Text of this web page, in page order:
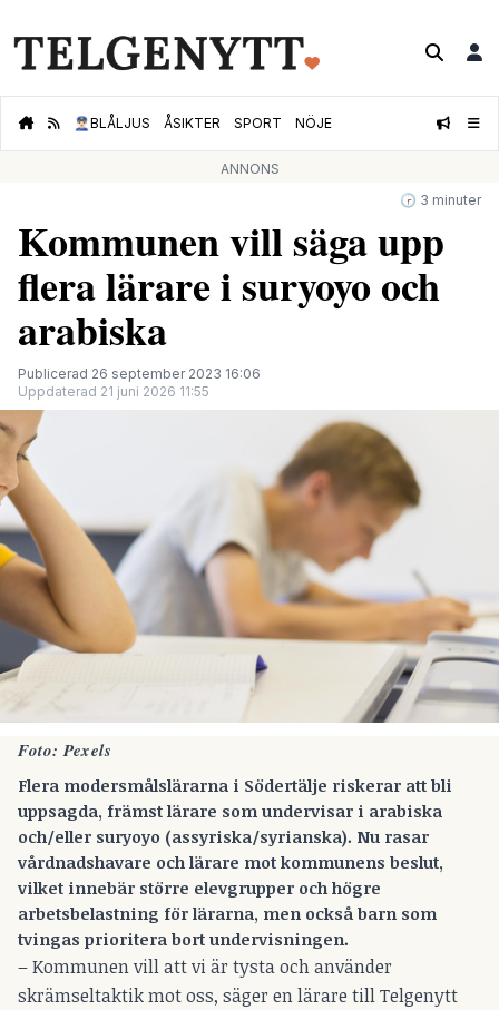
👮🏻‍♂️BLÅLJUS ÅSIKTER SPORT NÖJE
ANNONS
🕝 3 minuter
Kommunen vill säga upp
flera lärare i suryoyo och
arabiska
Publicerad 26 september 2023 16:06
Uppdaterad 21 juni 2026 11:55
Foto: Pexels
Flera modersmålslärarna i Södertälje riskerar att bli
uppsagda, främst lärare som undervisar i arabiska
och/eller suryoyo (assyriska/syrianska). Nu rasar
vårdnadshavare och lärare mot kommunens beslut,
vilket innebär större elevgrupper och högre
arbetsbelastning för lärarna, men också barn som
tvingas prioritera bort undervisningen.
– Kommunen vill att vi är tysta och använder
skrämseltaktik mot oss, säger en lärare till Telgenytt